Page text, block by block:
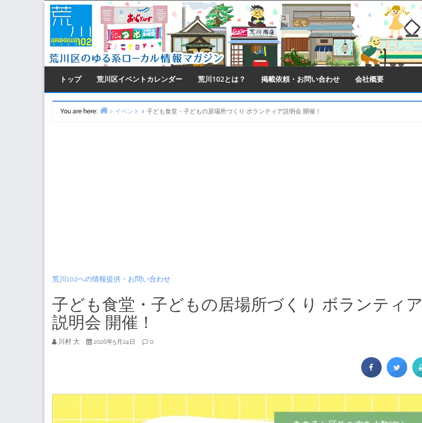
Skip
content
トップ 荒川区イベントカレンダー 荒川102とは？ 掲載依頼・お問い合わせ 会社概要
You are here:
イベント 子ども食堂・子どもの居場所づくり ボランティア説明会 開催！
荒川102への情報提供・お問い合わせ
子ども食堂・子どもの居場所づくり ボランティア
説明会 開催！
川村 大 2026年5月24日 0